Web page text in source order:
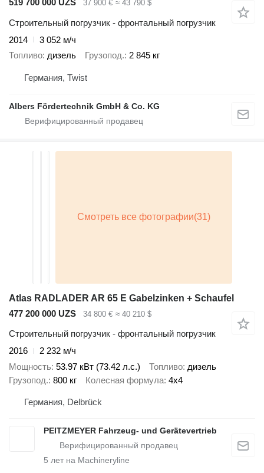
519 700 000 UZS 37 900 € ≈ 43 790 $
Строительный погрузчик - фронтальный погрузчик
2014
3 052 м/ч
Топливо дизель Грузопод. 2 845 кг
Германия, Twist
Albers Fördertechnik GmbH & Co. KG
Atlas RADLADER AR 65 E Gabelzinken + Schaufel
477 200 000 UZS
34 800 € ≈ 40 210 $
Строительный погрузчик - фронтальный погрузчик
2016
2 232 м/ч
Мощность 53.97 кВт (73.42 л.с.) Топливо дизель
Грузопод. 800 кг Колесная формула 4x4
Германия, Delbrück
PEITZMEYER Fahrzeug- und Gerätevertrieb
5 лет на Machineryline